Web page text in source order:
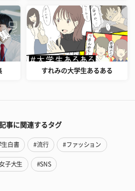
すれみの大学生あるある
事に関連するタグ
生白書 #流行 #ファッション
子大生 #SNS